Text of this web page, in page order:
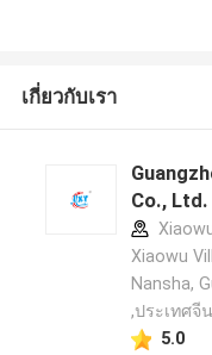
เกี่ยวกับเรา
Co.,
Xiaowu
Nansha,
,ประเทศจีน
5.0